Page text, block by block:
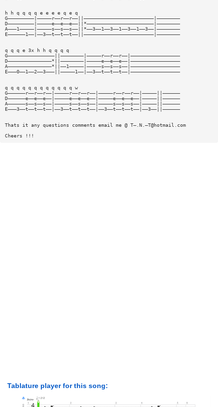
h h q q q q e e e e q e q
G—————————|—————r——r——r——||————————————————————————|————————
D—————————|—————e——e——e——||*———————————————————————|————————
A———1—————|—————s——s——s——||*——3——1——3——1——3——1——3——|————————
E——————1——|——3——t——t——t——||————————————————————————|————————
q q q e 3x h h q q q q
G————————————————||————————|—————r——r——r——|—————————————————
D———————————————*||————————|—————e——e——e——|—————————————————
A———————————————*||——1—————|—————s——s——s——|—————————————————
E———0——1——2——3———||—————1——|——3——t——t——t——|—————————————————
q q q q q q q q q q q q w
G——————r——r——r——|—————r——r——r——|—————r——r——r——|—————||——————
D——————e——e——e——|—————e——e——e——|—————e——e——e——|—————||——————
A——————s——s——s——|—————s——s——s——|—————s——s——s——|—————||——————
E———3——t——t——t——|——3——t——t——t——|——3——t——t——t——|——3——||——————
Thats it any questions comments email me @ T—.N.—T@hotmail.com
Cheers !!!
Tablature player for this song: